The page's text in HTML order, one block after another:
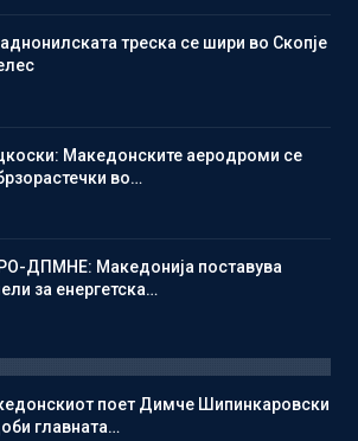
треска се шири во Скопје
Македонските аеродроми се
во…
ДПМНЕ: Македонија поставува
за енергетска…
поет Димче Шипинкаровски
главната…